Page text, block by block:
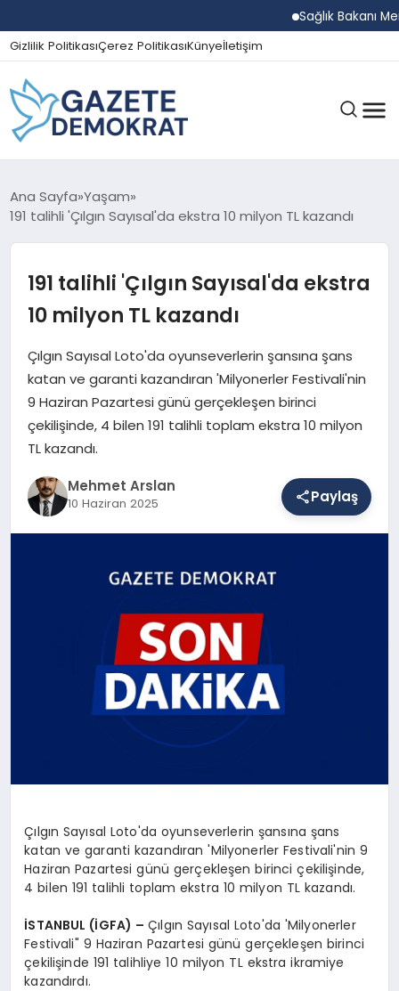
Sağlık Bakanı
Gizlilik PolitikasıÇerez PolitikasıKünyeİletişim
GÜNDEM
SPOR
SAĞLIK
Ana Sayfa Yaşam
191 talihli 'Çılgın Sayısal'da ekstra 10 milyon TL kazandı
191 talihli 'Çılgın Sayısal'da ekstra
10 milyon TL kazandı
Çılgın Sayısal Loto'da oyunseverlerin şansına şans
katan ve garanti kazandıran 'Milyonerler Festivali'nin
9 Haziran Pazartesi günü gerçekleşen birinci
çekilişinde, 4 bilen 191 talihli toplam ekstra 10 milyon
TL kazandı.
Mehmet Arslan
10 Haziran 2025 Paylaş
Çılgın Sayısal Loto'da oyunseverlerin şansına şans
katan ve garanti kazandıran 'Milyonerler Festivali'nin 9
Haziran Pazartesi günü gerçekleşen birinci çekilişinde,
4 bilen 191 talihli toplam ekstra 10 milyon TL kazandı.
İSTANBUL (İGFA) –Çılgın Sayısal Loto'da 'Milyonerler
Festivali" 9 Haziran Pazartesi günü gerçekleşen birinci
çekilişinde 191 talihliye 10 milyon TL ekstra ikramiye
kazandırdı.